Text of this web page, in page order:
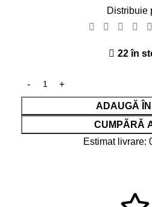
Distribuie
22 în
ADAUGĂ
CUMPĂRĂ
Estimat livrare: